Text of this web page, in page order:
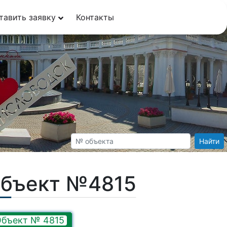
заявку Контакты
Найти
№4815
№ 4815